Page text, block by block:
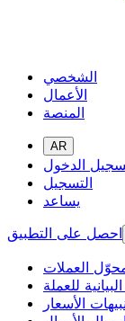
الشخصي
الأعمال
المنصة
AR
الدخول
التسجيل
يساعد
احصل على التطبيق
العملات
للعملة
الأسعار